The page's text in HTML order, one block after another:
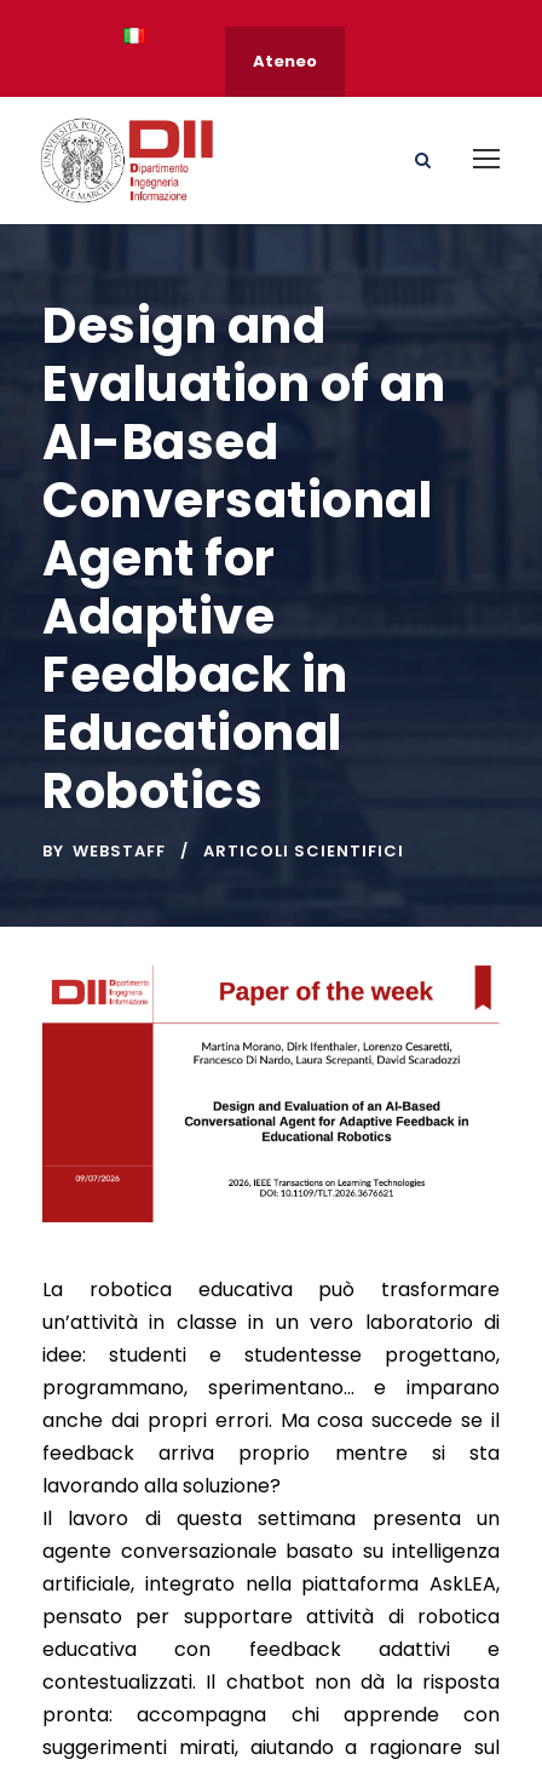
Ateneo
Design and
Evaluation of an
AI-Based
Conversational
Agent for
Adaptive
Feedback in
Educational
Robotics
BY WEBSTAFF ARTICOLI SCIENTIFICI
La robotica educativa può trasformare
un’attività in classe in un vero laboratorio di
idee: studenti e studentesse progettano,
programmano, sperimentano… e imparano
anche dai propri errori. Ma cosa succede se il
feedback arriva proprio mentre si sta
lavorando alla soluzione?
Il lavoro di questa settimana presenta un
agente conversazionale basato su intelligenza
artificiale, integrato nella piattaforma AskLEA,
pensato per supportare attività di robotica
educativa con feedback adattivi e
contestualizzati. Il chatbot non dà la risposta
pronta: accompagna chi apprende con
suggerimenti mirati, aiutando a ragionare sul